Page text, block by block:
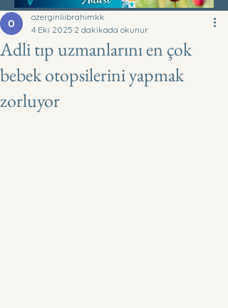
Adli tıp uzmanlarını en çok
bebek otopsilerini yapmak
zorluyor
ozerginliibrahimkk
4 Eki 2025 2 dakikada okunur